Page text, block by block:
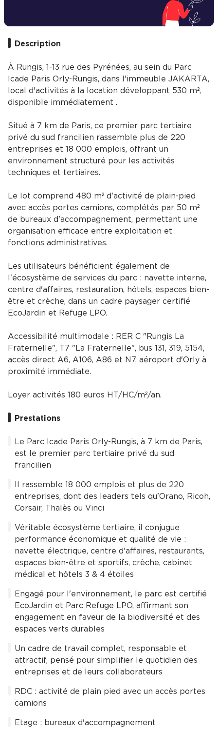
Description
À Rungis, 1-13 rue des Pyrénées, au sein du Parc
Icade Paris Orly-Rungis, dans l'immeuble JAKARTA,
local d'activités à la location développant 530 m²,
disponible immédiatement .
Situé à 7 km de Paris, ce premier parc tertiaire
privé du sud francilien rassemble plus de 220
entreprises et 18 000 emplois, offrant un
environnement structuré pour les activités
techniques et tertiaires.
Le lot comprend 480 m² d'activité de plain-pied
avec accès portes camions, complétés par 50 m²
de bureaux d'accompagnement, permettant une
organisation efficace entre exploitation et
fonctions administratives.
Les utilisateurs bénéficient également de
l'écosystème de services du parc : navette interne,
centre d'affaires, restauration, hôtels, espaces bien-
être et crèche, dans un cadre paysager certifié
EcoJardin et Refuge LPO.
Accessibilité multimodale : RER C "Rungis La
Fraternelle", T7 "La Fraternelle", bus 131, 319, 5154,
accès direct A6, A106, A86 et N7, aéroport d'Orly à
proximité immédiate.
Loyer activités 180 euros HT/HC/m²/an.
Prestations
Le Parc Icade Paris Orly-Rungis, à 7 km de Paris,
est le premier parc tertiaire privé du sud
francilien
Il rassemble 18 000 emplois et plus de 220
entreprises, dont des leaders tels qu'Orano, Ricoh,
Corsair, Thalès ou Vinci
Véritable écosystème tertiaire, il conjugue
performance économique et qualité de vie :
navette électrique, centre d'affaires, restaurants,
espaces bien-être et sportifs, crèche, cabinet
médical et hôtels 3 & 4 étoiles
Engagé pour l'environnement, le parc est certifié
EcoJardin et Parc Refuge LPO, affirmant son
engagement en faveur de la biodiversité et des
espaces verts durables
Un cadre de travail complet, responsable et
attractif, pensé pour simplifier le quotidien des
entreprises et de leurs collaborateurs
RDC : activité de plain pied avec un accès portes
camions
Etage : bureaux d'accompagnement